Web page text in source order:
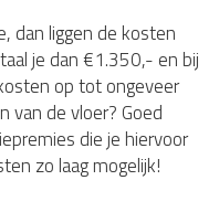
dan liggen de kosten
je dan €1.350,- en bij
op tot ongeveer
van de vloer? Goed
die je hiervoor
zo laag mogelijk!